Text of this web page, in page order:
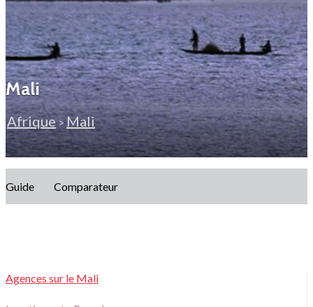
Mali
Afrique>Mali
Guide Comparateur
Agences sur le Mali